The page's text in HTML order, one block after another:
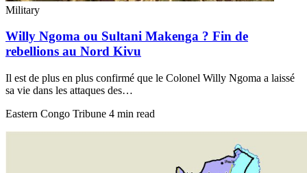
Military
Willy Ngoma ou Sultani Makenga ? Fin de
rebellions au Nord Kivu
Il est de plus en plus confirmé que le Colonel Willy Ngoma a laissé
sa vie dans les attaques des…
Eastern Congo Tribune 4 min read